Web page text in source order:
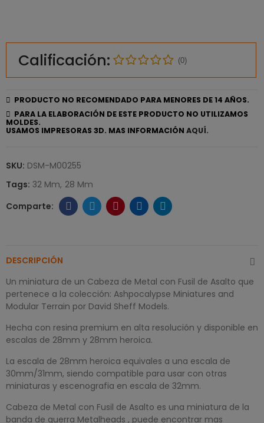
Calificación: (0)
PRODUCTO NO RECOMENDADO PARA MENORES DE 14 AÑOS.
PARA LA ELABORACIÓN DE ESTE PRODUCTO NO UTILIZAMOS
MOLDES.
USAMOS IMPRESORAS 3D. MAS INFORMACIÓN AQUÍ.
SKU: DSM-M00255
Tags: 32 Mm 28 Mm
DESCRIPCIÓN
Un miniatura de un Cabeza de Metal con Fusil de Asalto que
pertenece a la colección: Ashpocalypse Miniatures and
Modular Terrain por David Sheff Models.
Hecha con resina premium en alta resolución y disponible en
escalas de 28mm y 28mm heroica.
La escala de 28mm heroica equivales a una escala de
30mm/31mm, siendo compatible para usar con otras
miniaturas y escenografia en escala de 32mm.
Cabeza de Metal con Fusil de Asalto es una miniatura de la
banda de guerra Metalheads , puede encontrar mas